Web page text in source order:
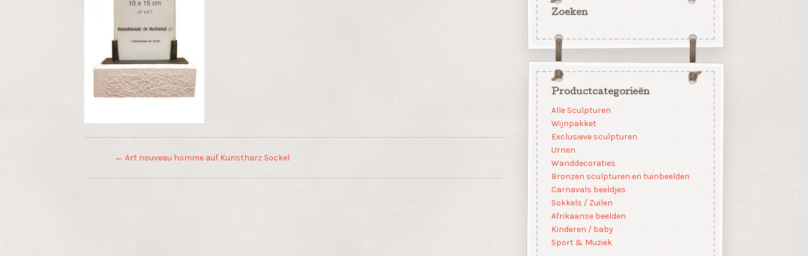
← Art nouveau homme auf Kunstharz Sockel
Zoeken
Productcategorieën
Alle Sculpturen
Wijnpakket
Exclusieve sculpturen
Urnen
Wanddecoraties
Bronzen sculpturen en tuinbeelden
Carnavals beeldjes
Sokkels / Zuilen
Afrikaanse beelden
Kinderen / baby
Sport & Muziek